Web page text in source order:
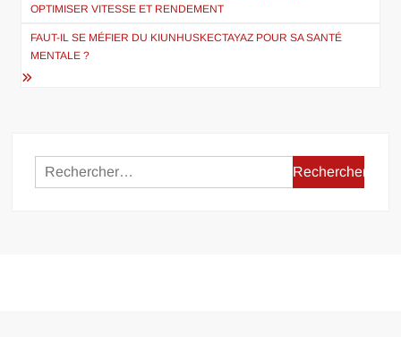
l’article
OPTIMISER VITESSE ET RENDEMENT
FAUT-IL SE MÉFIER DU KIUNHUSKECTAYAZ POUR SA SANTÉ
MENTALE ?
Rechercher :